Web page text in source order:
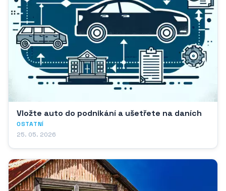
Vložte auto do podnikání a ušetřete na daních
OSTATNÍ
25. 05. 2026